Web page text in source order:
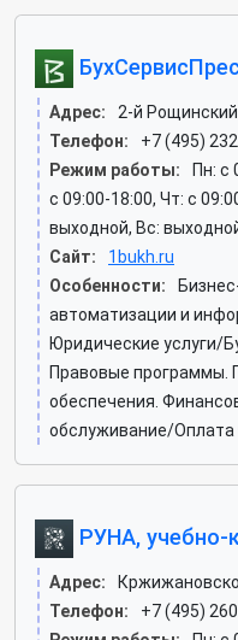
Адрес:
2-й
Телефон:
+7 (495)
Режим работы:
Пн: c
c 09:00-18:00, Чт: c
выходной, Вс:
Сайт:
1bukh.ru
Особенности:
автоматизации и
Юридические услуги/
Правовые программы.
обеспечения.
обслуживание/Оплата
РУНА, учебно-
Адрес:
Телефон:
+7 (495)